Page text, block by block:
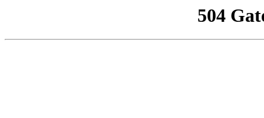
504